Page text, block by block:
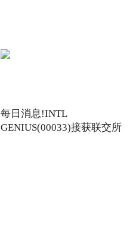
每日消息!INTL
GENIUS(00033)接获联交所